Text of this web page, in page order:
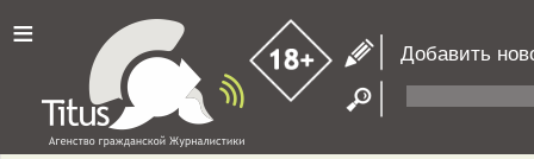
≡ Добавить